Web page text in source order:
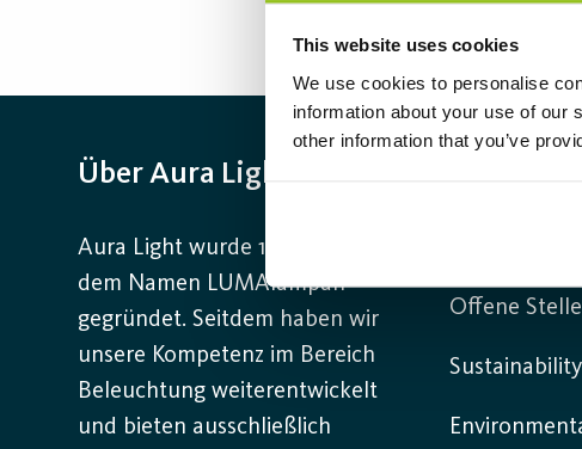
This website uses cookies
We use cookies to personalise
information about your use of our
other information that you’ve
Über Aura Light
Aura Light wurde 1930 unter
dem Namen LUMAlampan
gegründet. Seitdem haben wir
unsere Kompetenz im Bereich
Beleuchtung weiterentwickelt
und bieten ausschließlich
Offene